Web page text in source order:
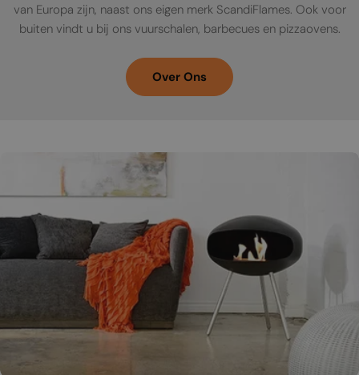
van Europa zijn, naast ons eigen merk ScandiFlames. Ook voor
buiten vindt u bij ons vuurschalen, barbecues en pizzaovens.
Over Ons